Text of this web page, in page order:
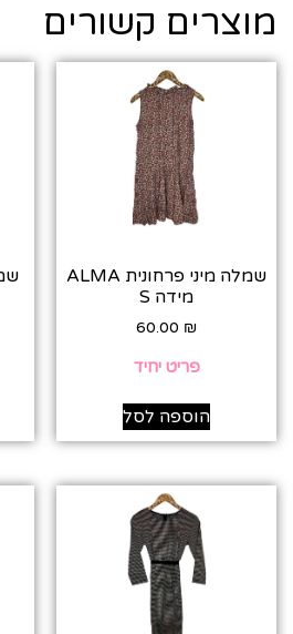
מוצרים קשורים
שמלה מיני פרחונית ALMA
מידה S
60.00 ₪
פריט יחיד
הוספה לסל